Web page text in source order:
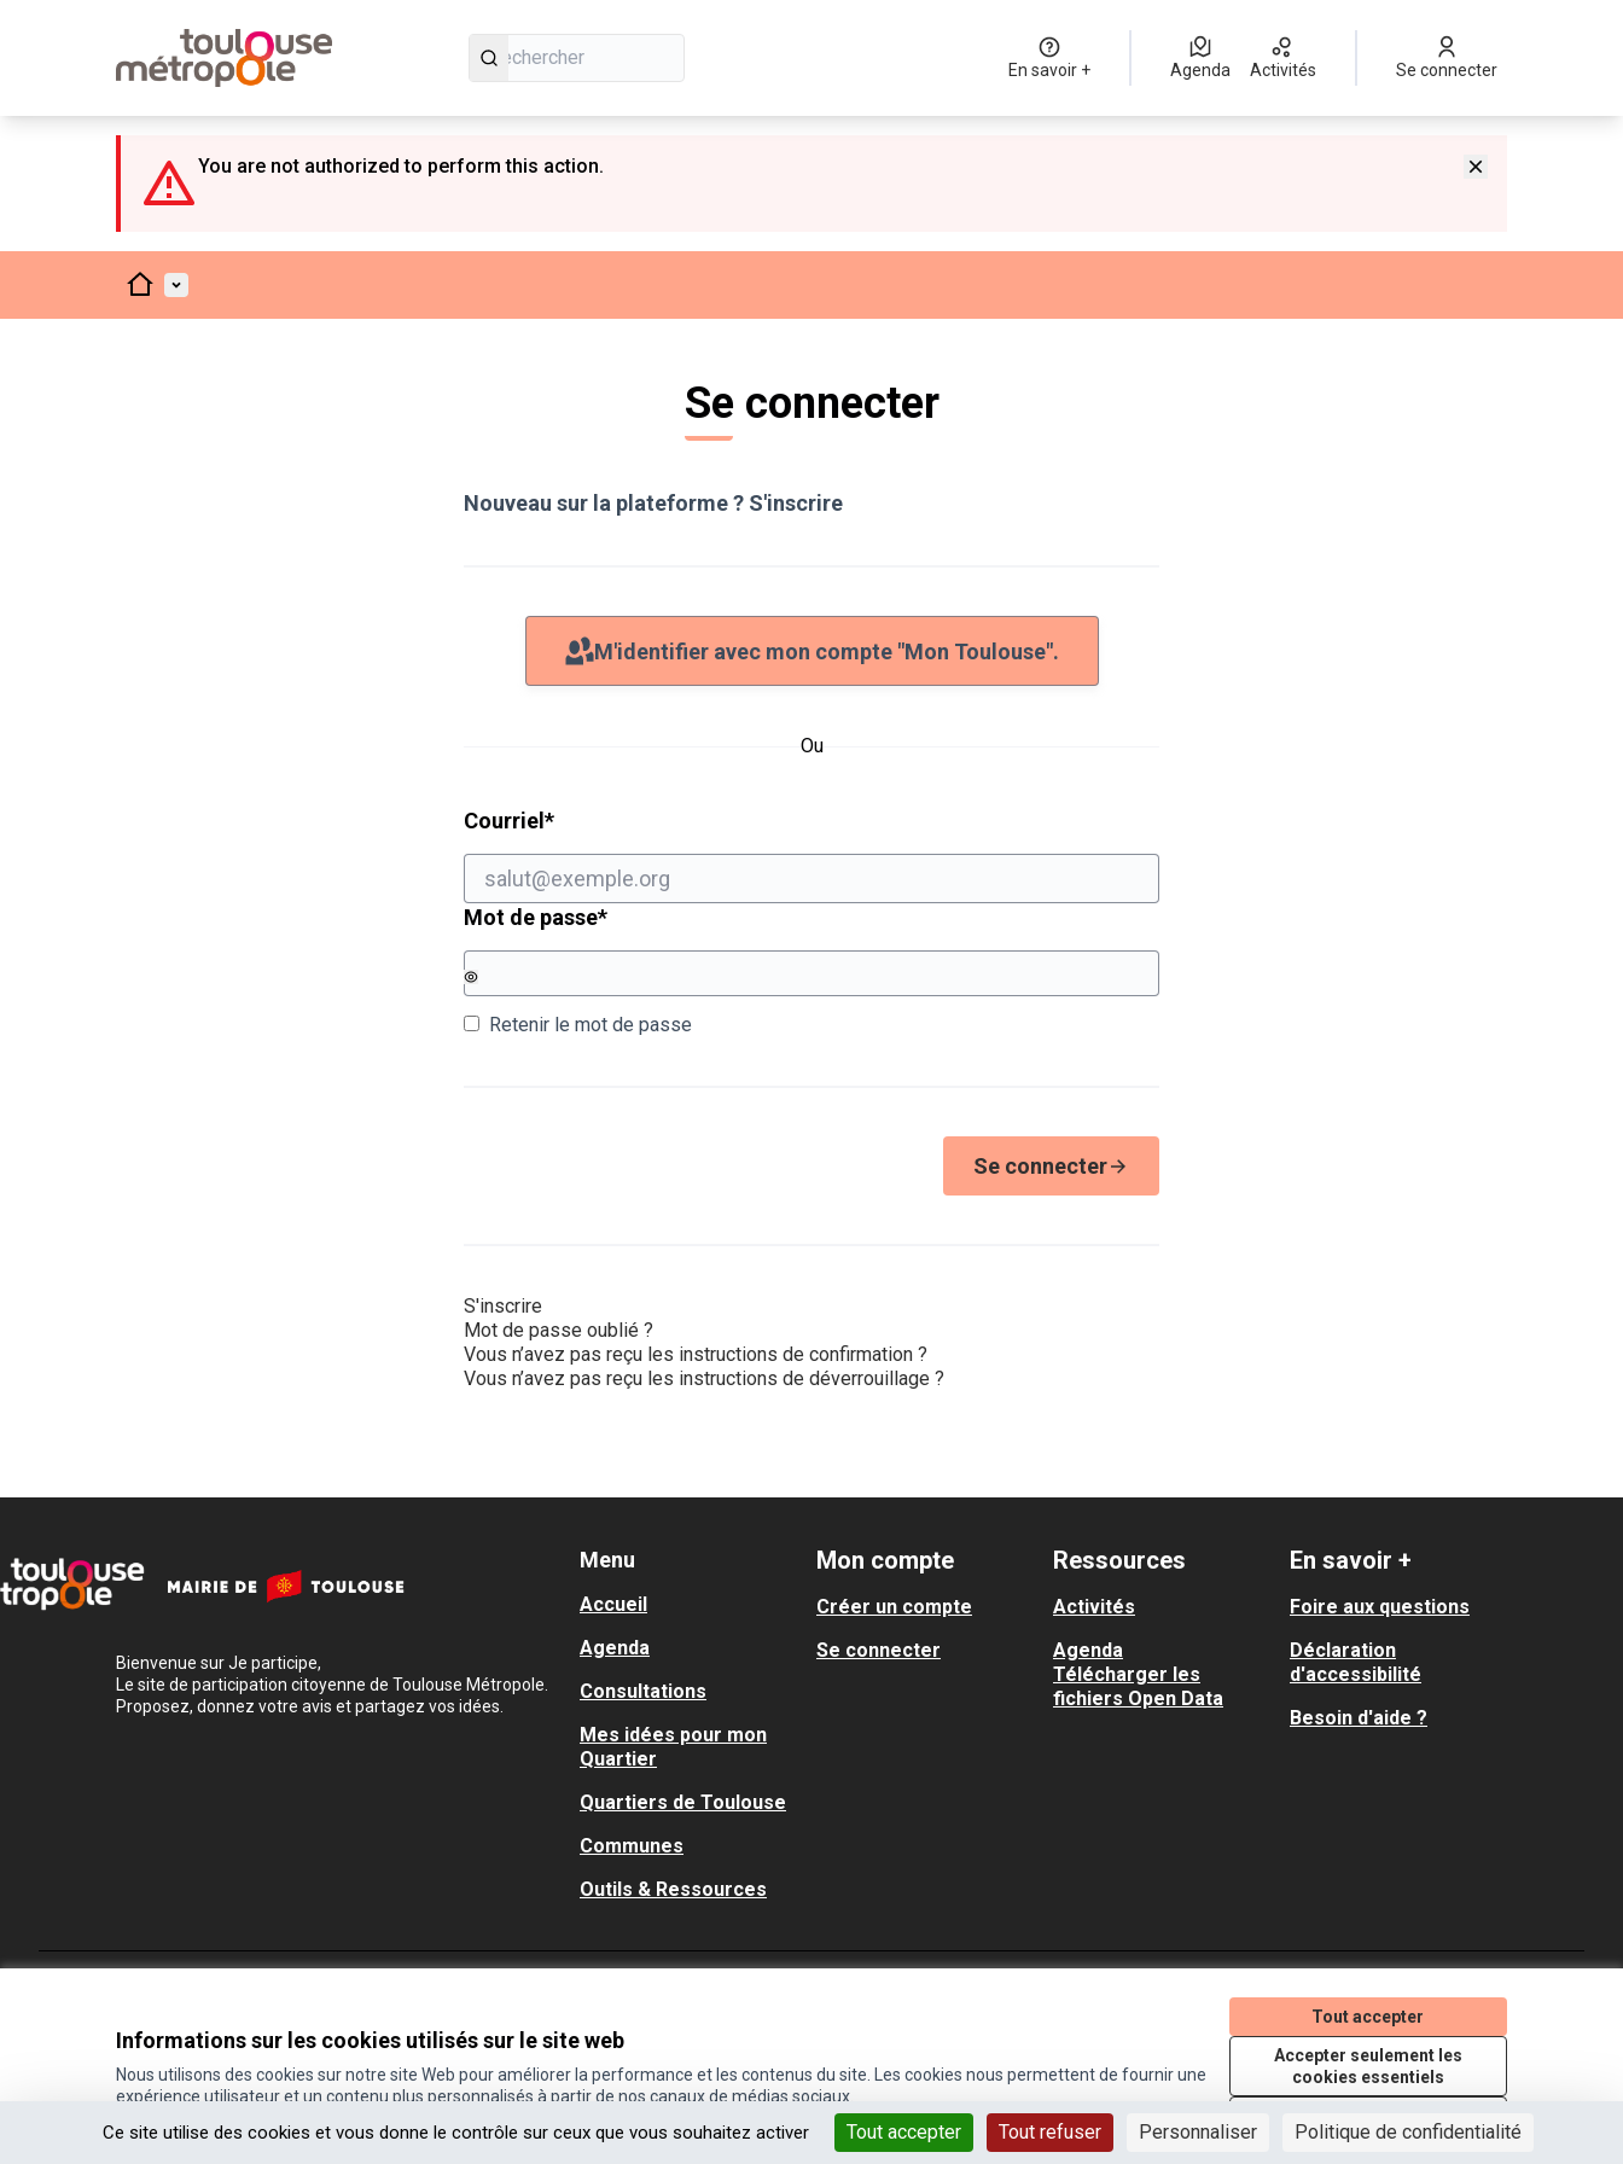
Ce site utilise des cookies et vous donne le contrôle sur ceux que vous souhaitez activer Tout accepter Tout refuser Personnaliser Politique de confidentialité
Informations sur les cookies utilisés sur le site web
Nous utilisons des cookies sur notre site Web pour améliorer la performance et les contenus du site. Les cookies nous permettent de fournir une
expérience utilisateur et un contenu plus personnalisés à partir de nos canaux de médias sociaux.
Tout accepter
Accepter seulement les
cookies essentiels
En savoir + Agenda Activités Se connecter
You are not authorized to perform this action.
AccueilMenu principal
Se connecter
Nouveau sur la plateforme ? S'inscrire
M'identifier avec mon compte "Mon Toulouse".
Ou
Courriel *Champ obligatoire
Mot de passe*Champ obligatoire
Retenir le mot de passe
Se connecter
S'inscrire
Mot de passe oublié ?
Vous n’avez pas reçu les instructions de confirmation ?
Vous n’avez pas reçu les instructions de déverrouillage ?
Bienvenue sur Je participe,
Le site de participation citoyenne de Toulouse Métropole.
Proposez, donnez votre avis et partagez vos idées.
Menu
Accueil
Agenda
Consultations
Mes idées pour mon
Quartier
Quartiers de Toulouse
Communes
Outils & Ressources
Mon compte
Créer un compte
Se connecter
Ressources
Activités
Agenda
Télécharger les
fichiers Open Data
En savoir +
Foire aux questions
Déclaration
d'accessibilité
Besoin d'aide ?
(Lien externe)
(Lien externe)
(Lien externe)
(Lien externe)
Site réalisé grâce aulogiciel libre Decidim
(Lien externe)
.
Licence Creative
(Lien externe)